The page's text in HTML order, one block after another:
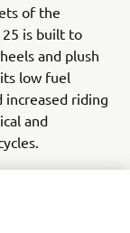
of the
is built to
and plush
low fuel
riding
and